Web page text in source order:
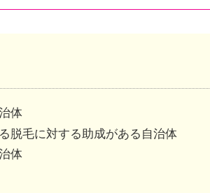
不可は市区町村によって異なります。
体
脱毛に対する助成がある自治体
体